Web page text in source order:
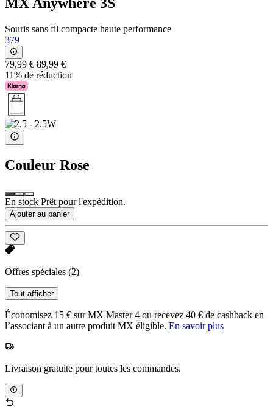
Souris sans fil compacte haute performance
379
79,99 € 89,99 €
11% de réduction
Couleur Rose
En stock Prêt pour l'expédition.
Ajouter au panier
Offres spéciales (2)
Tout afficher
Économisez 15 € sur MX Master 4 ou recevez 40 € de cashback en
l’associant à un autre produit MX éligible. En savoir plus
Livraison gratuite pour toutes les commandes.